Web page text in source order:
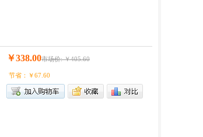
￥338.00市场价: ￥405.60
节省：￥67.60